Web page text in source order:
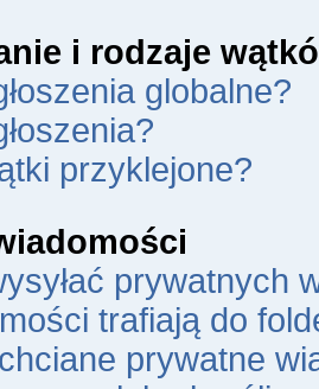
i rodzaje
globalne?
przyklejone?
prywatnych
trafiają do
prywatne